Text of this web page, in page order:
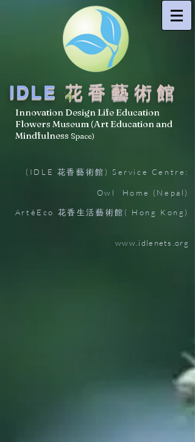
IDLE 花香藝術館
Innovation Design Life Education
Flowers Museum (Art Education and
Mindfulness Space)
(IDLE 花香藝術館) Service Centre:
Owl Home (Nepal)
ArtêEco 花香生活藝術館( Hong Kong)
www.idlenets.org